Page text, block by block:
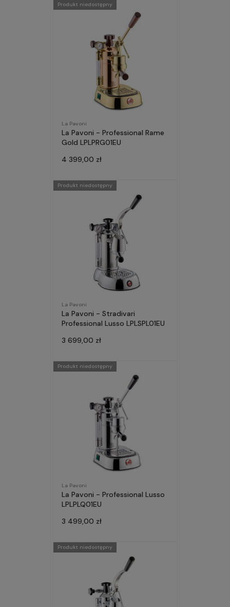
La Pavoni
La Pavoni - Professional Rame
Gold LPLPRG01EU
4 399,00 zł
Produkt niedostępny
La Pavoni
La Pavoni - Stradivari
Professional Lusso LPLSPL01EU
3 699,00 zł
Produkt niedostępny
La Pavoni
La Pavoni - Professional Lusso
LPLPLQ01EU
3 499,00 zł
Produkt niedostępny
Produkt niedostępny